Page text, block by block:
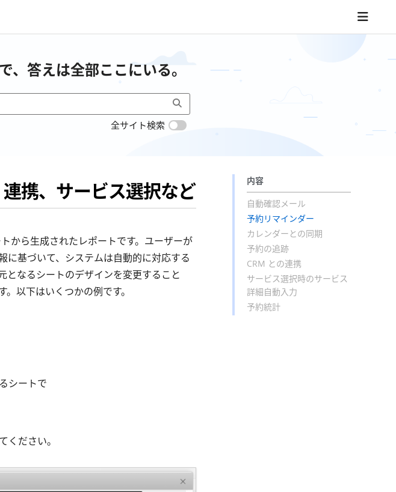
、答えは全部ここにいる。
全サイト検索
内容
自動確認メール
予約リマインダー
カレンダーとの同期
予約の追跡
CRM との連携
サービス選択時のサービス
詳細自動入力
予約統計
携、サービス選択など
から生成されたレポートです。ユーザーが
に基づいて、システムは自動的に対応する
となるシートのデザインを変更すること
以下はいくつかの例です。
シートで
ください。